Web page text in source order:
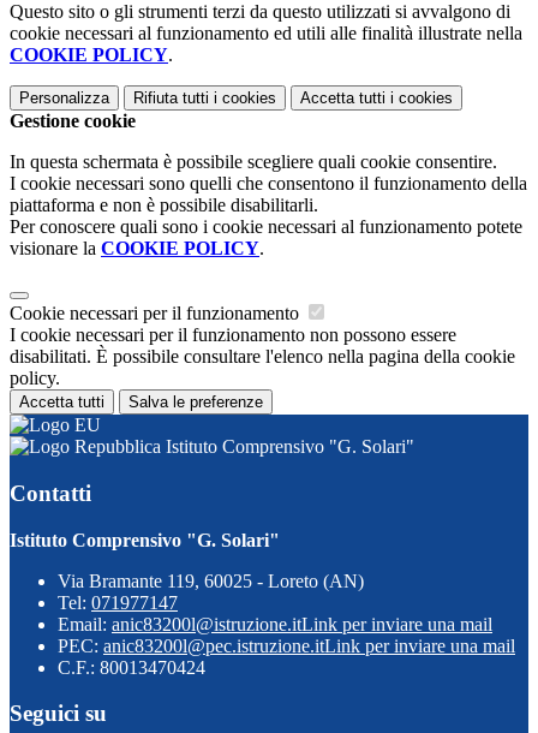
Questo sito o gli strumenti terzi da questo utilizzati si avvalgono di
cookie necessari al funzionamento ed utili alle finalità illustrate nella
COOKIE POLICY.
Personalizza Rifiuta tutti i cookies Accetta tutti i cookies
Gestione cookie
In questa schermata è possibile scegliere quali cookie consentire.
I cookie necessari sono quelli che consentono il funzionamento della
piattaforma e non è possibile disabilitarli.
Per conoscere quali sono i cookie necessari al funzionamento potete
visionare la COOKIE POLICY.
Cookie necessari per il funzionamento
I cookie necessari per il funzionamento non possono essere
disabilitati. È possibile consultare l'elenco nella pagina della cookie
policy.
Accetta tutti Salva le preferenze
Istituto Comprensivo "G. Solari"
Contatti
Istituto Comprensivo "G. Solari"
Via Bramante 119, 60025 - Loreto (AN)
Tel: 071977147
Email: anic83200l@istruzione.itLink per inviare una mail
PEC: anic83200l@pec.istruzione.itLink per inviare una mail
C.F.: 80013470424
Seguici su